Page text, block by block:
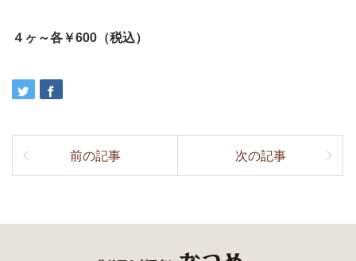
４ヶ～各￥600（税込）
前の記事 次の記事